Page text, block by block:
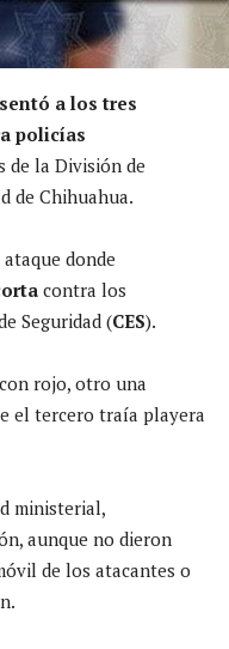
a los tres
policías
de la División de
de Chihuahua.
donde
contra los
Seguridad (CES).
rojo, otro una
el tercero traía playera
ministerial,
aunque no dieron
de los atacantes o